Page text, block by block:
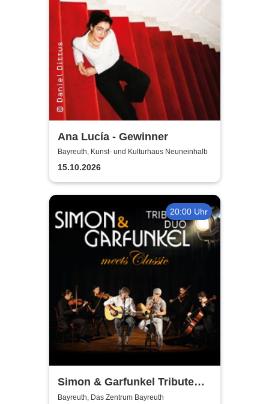
Ana Lucía - Gewinner
Bayreuth, Kunst- und Kulturhaus Neuneinhalb
15.10.2026
20:00 Uhr
Simon & Garfunkel Tribute
meets Classic - Duo
Bayreuth, Das Zentrum Bayreuth